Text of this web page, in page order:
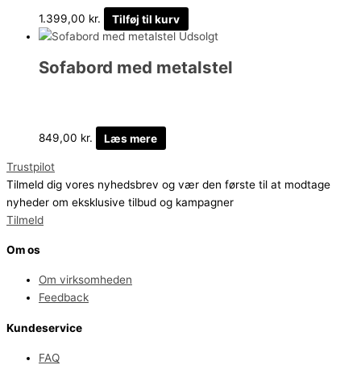
1.399,00 kr.
Tilføj til kurv
Udsolgt
Sofabord med metalstel
849,00 kr. Læs mere
Trustpilot
Tilmeld dig vores nyhedsbrev og vær den første til at modtage
nyheder om eksklusive tilbud og kampagner
Tilmeld
Om os
Om virksomheden
Feedback
Kundeservice
FAQ